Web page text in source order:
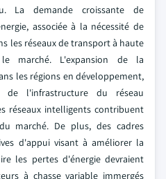
La demande croissante de
associée à la nécessité de
les réseaux de transport à haute
marché. L'expansion de la
les régions en développement,
de l'infrastructure du réseau
réseaux intelligents contribuent
marché. De plus, des cadres
d'appui visant à améliorer la
les pertes d'énergie devraient
à chasse variable immergés